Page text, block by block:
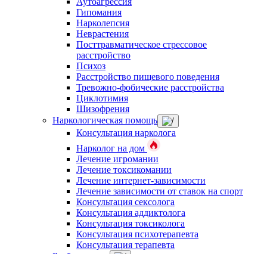
Гипомания
Нарколепсия
Неврастения
Посттравматическое стрессовое
расстройство
Психоз
Расстройство пищевого поведения
Тревожно-фобические расстройства
Циклотимия
Шизофрения
Наркологическая помощь
Консультация нарколога
Нарколог на дом
Лечение игромании
Лечение токсикомании
Лечение интернет-зависимости
Лечение зависимости от ставок на спорт
Консультация сексолога
Консультация аддиктолога
Консультация токсиколога
Консультация психотерапевта
Консультация терапевта